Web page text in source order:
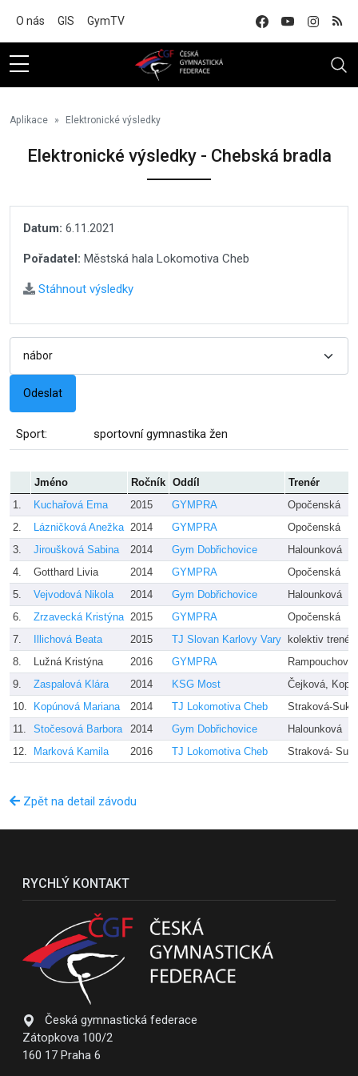
O nás GIS GymTV
Aplikace Elektronické výsledky
Elektronické výsledky - Chebská bradla
Datum: 6.11.2021
Pořadatel: Městská hala Lokomotiva Cheb
Stáhnout výsledky
Sport: sportovní gymnastika žen
Jméno Ročník Oddíl
Trenér
1.
Kuchařová Ema 2015 GYMPRA
Opočenská
2.
Lázničková Anežka 2014 GYMPRA
Opočenská
3.
Jiroušková Sabina 2014 Gym Dobřichovice
Halounková
4.
Gotthard Livia 2014 GYMPRA
Opočenská
5.
Vejvodová Nikola 2014 Gym Dobřichovice
Halounková
6.
Zrzavecká Kristýna 2015 GYMPRA
Opočenská
7.
Illichová Beata 2015 TJ Slovan Karlovy Vary
kolektiv trenérů
8.
Lužná Kristýna 2016 GYMPRA
Rampouchová
9.
Zaspalová Klára 2014 KSG Most
Čejková,
10.
Kopúnová Mariana 2014 TJ Lokomotiva Cheb
Straková-
11.
Stočesová Barbora 2014 Gym Dobřichovice
Halounková
12.
Marková Kamila 2016 TJ Lokomotiva Cheb Straková-
Zpět na detail závodu
RYCHLÝ KONTAKT
Česká gymnastická federace
Zátopkova 100/2
160 17 Praha 6